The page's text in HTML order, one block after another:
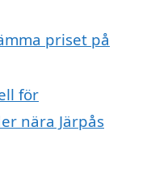
priset på
för
nära Järpås